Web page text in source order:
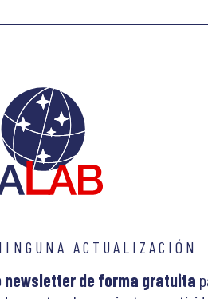
ACTUALIZACIÓN
newsletter de forma gratuita